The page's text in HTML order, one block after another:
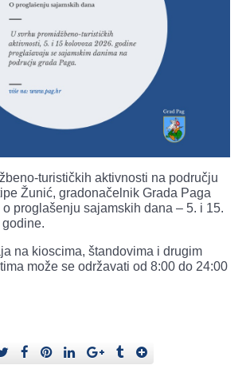
turističkih aktivnosti na području
Žunić, gradonačelnik Grada Paga
proglašenju sajamskih dana – 5. i 15.
na kioscima, štandovima i drugim
može se održavati od 8:00 do 24:00